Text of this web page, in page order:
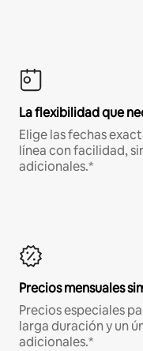
La flexibilidad que
Elige las fechas
línea con facilidad,
adicionales.*
Precios mensuales
Precios especiales
larga duración y un
adicionales.*